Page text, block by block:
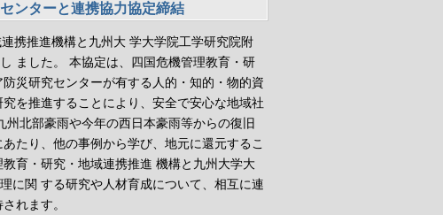
ンターと連携協力協定締結
携推進機構と九州大 学大学院工学研究院附
ました。 本協定は、四国危機管理教育・研
災研究センターが有する人的・知的・物的資
を推進することにより、安全で安心な地域社
北部豪雨や今年の西日本豪雨等からの復旧
たり、他の事例から学び、地元に還元するこ
育・研究・地域連携推進 機構と九州大学大
に関 する研究や人材育成について、相互に連
れます。